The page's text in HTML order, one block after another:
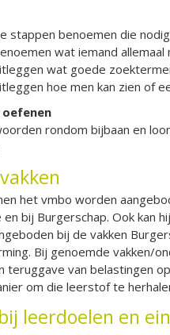
stappen benoemen die
wat iemand
wat goede
hoe men kan zien of
rondom bijbaan en
het vmbo worden
en bij Burgerschap. Ook kan
bij de vakken
Bij genoemde vakken/
teruggave van belastingen
om die leerstof te
leerdoelen en